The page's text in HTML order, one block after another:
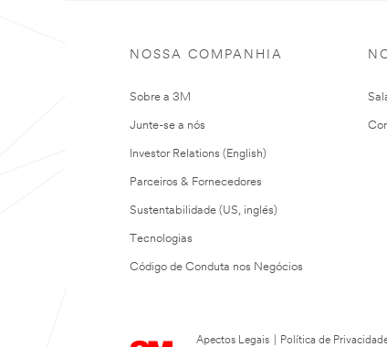
NOSSA COMPANHIA
Sobre a 3M
Junte-se a nós
Investor Relations (English)
Parceiros & Fornecedores
Sustentabilidade (US, inglés)
Tecnologias
Código de Conduta nos Negócios
Apectos Legais Política de